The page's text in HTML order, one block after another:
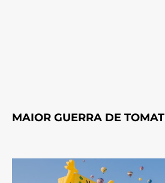
MAIOR GUERRA DE